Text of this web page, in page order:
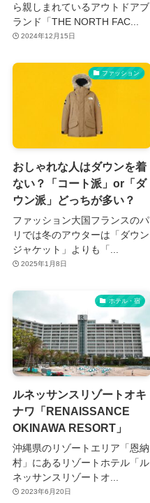
ら親しまれているアウトドアブ
ランド「THE NORTH FAC...
2024年12月15日
ファッション
おしゃれな人はダウンを着
ない？「コート派」or「ダ
ウン派」どっちが多い？
ファッション大国フランスのパ
リでは冬のアウターは「ダウン
ジャケット」よりも「...
2025年1月8日
ホテル・宿
ルネッサンスリゾートオキ
ナワ「RENAISSANCE
OKINAWA RESORT」
沖縄県のリゾートエリア「恩納
村」にあるリゾートホテル「ル
ネッサンスリゾートオ...
2023年6月20日